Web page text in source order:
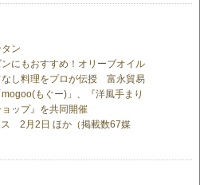
ン
にもおすすめ！オリーブオイル
なし料理をプロが伝授 富永貿易
もぐー)」、『洋風手まり
ップ』を共同開催
ス 2月2日 ほか（掲載数67媒